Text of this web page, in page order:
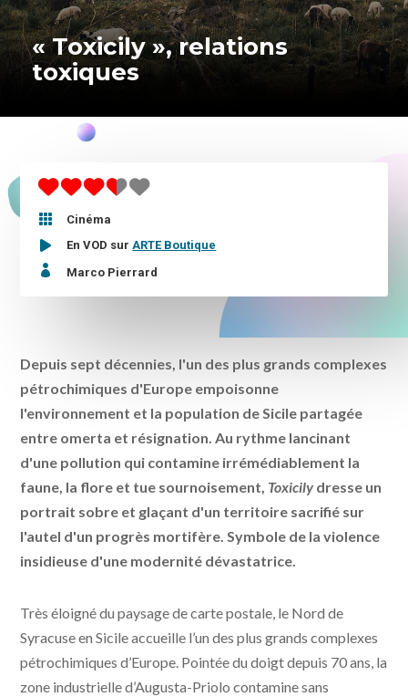
« Toxicily », relations
toxiques

Cinéma
En VOD surARTE Boutique
 Marco Pierrard
Depuis sept décennies, l'un des plus grands complexes
pétrochimiques d'Europe empoisonne
l'environnement et la population de Sicile partagée
entre omerta et résignation. Au rythme lancinant
d'une pollution qui contamine irrémédiablement la
faune, la flore et tue sournoisement, Toxicily dresse un
portrait sobre et glaçant d'un territoire sacrifié sur
l'autel d'un progrès mortifère. Symbole de la violence
insidieuse d'une modernité dévastatrice.
Très éloigné du paysage de carte postale, le Nord de
Syracuse en Sicile accueille l’un des plus grands complexes
pétrochimiques d’Europe. Pointée du doigt depuis 70 ans, la
zone industrielle d’Augusta-Priolo contamine sans